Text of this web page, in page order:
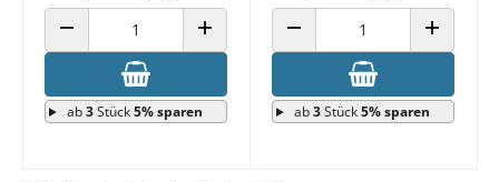
ANZAHL VERRINGERN ANZAHL ERHÖHEN
ab3Stück5% sparen
ANZAHL VERRINGERN ANZAHL
ab3Stück5% sparen